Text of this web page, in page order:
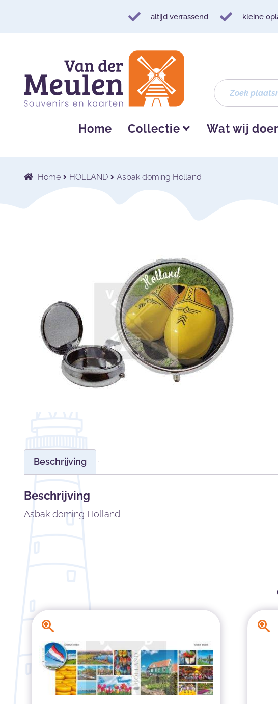
altijd verrassend kleine
navigatie
inhoud
Home Collectie Wat wij
Home HOLLAND Asbak doming Holland
Beschrijving
Beschrijving
Asbak doming Holland